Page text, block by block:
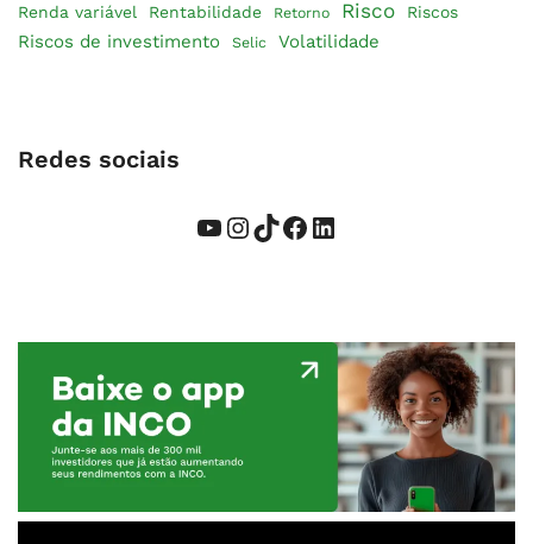
Renda variável Rentabilidade Retorno Risco Riscos
Riscos de investimento Selic Volatilidade
Redes sociais